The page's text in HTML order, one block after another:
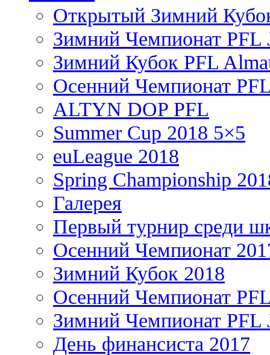
Открытый Зимний
Зимний Чемпионат PFL
Зимний Кубок PFL
Осенний Чемпионат
ALTYN DOP PFL
Summer Cup 2018 5×5
euLeague 2018
Spring Championship
Галерея
Первый турнир среди
Осенний Чемпионат
Зимний Кубок 2018
Осенний Чемпионат
Зимний Чемпионат PFL
День финансиста 2017